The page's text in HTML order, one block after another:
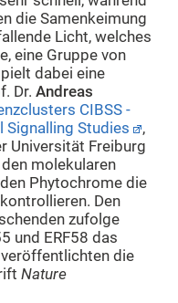
die Samenkeimung
Licht, welches
eine Gruppe von
dabei eine
Dr. Andreas
CIBSS -
Signalling Studies
,
Universität Freiburg
molekularen
Phytochrome die
Den
zufolge
und ERF58 das
die
Nature